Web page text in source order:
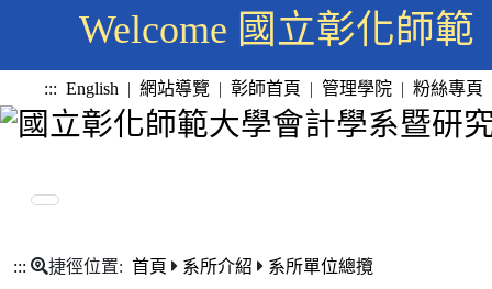
Welcome 國立彰化師
::: English | 網站導覽 | 彰師首頁 | 管理學院 | 粉絲專頁
::: 捷徑位置: 首頁 系所介紹 系所單位總攬